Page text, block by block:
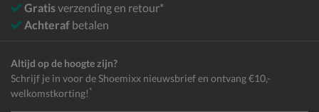
Gratisverzending en retour*
Achteraf betalen
Altijd op de hoogte zijn?
Schrijf je in voor de Shoemixx nieuwsbrief en ontvang €10,-
welkomstkorting! *